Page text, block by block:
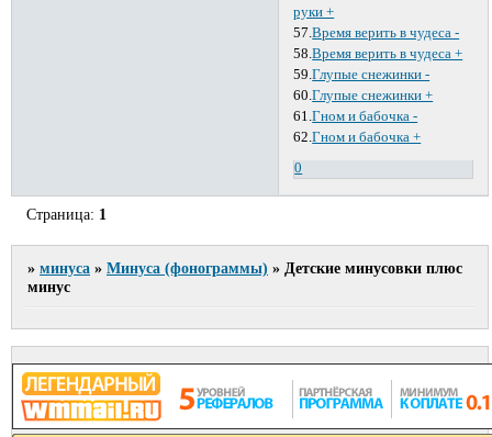
руки +
57.Время верить в чудеса -
58.Время верить в чудеса +
59.Глупые снежинки -
60.Глупые снежинки +
61.Гном и бабочка -
62.Гном и бабочка +
0
Страница: 1
»минуса »Минуса (фонограммы) » Детские минусовки плюс
минус